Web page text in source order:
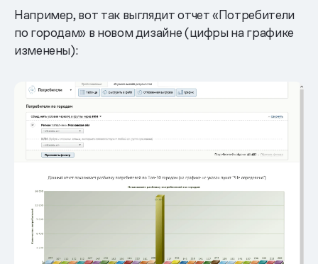
Например, вот так выглядит отчет «Потребители
по городам» в новом дизайне (цифры на графике
изменены):